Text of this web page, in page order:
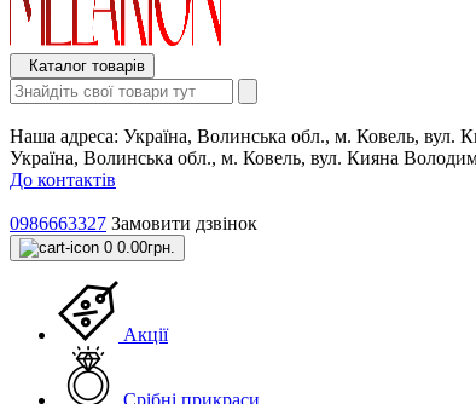
Каталог товарів
Наша адреса: Україна, Волинська обл., м. Ковель, вул.
Україна, Волинська обл., м. Ковель, вул. Кияна
До контактів
0986663327 Замовити дзвінок
0 0.00грн.
Акції
Срібні прикраси